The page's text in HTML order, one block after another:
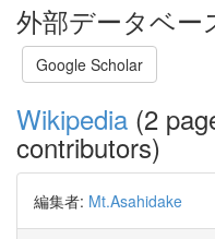
外部データベー
Google Scholar
Wikipedia (2
contributors)
編集者: Mt.Asahidake